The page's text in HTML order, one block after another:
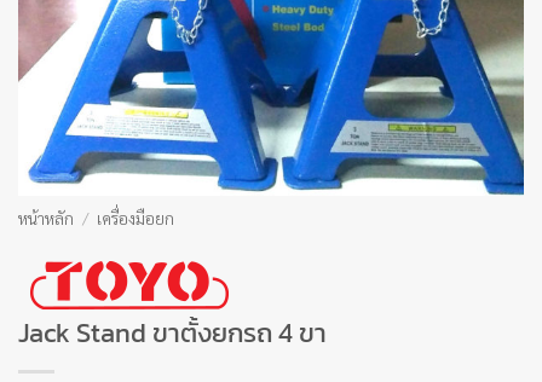
หน้าหลัก / เครื่องมือยก
Jack Stand ขาตั้งยกรถ 4 ขา